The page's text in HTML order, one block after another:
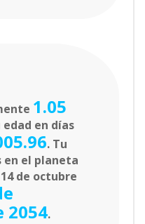
1.05
en días
. Tu
en el planeta
de octubre
2054.